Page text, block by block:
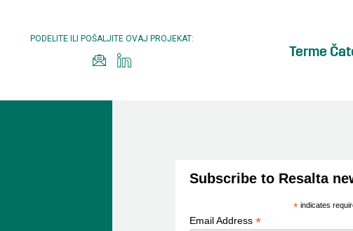
PODELITE ILI POŠALJITE OVAJ PROJEKAT:
Terme
Subscribe to Resalta
*indicates
Email Address *